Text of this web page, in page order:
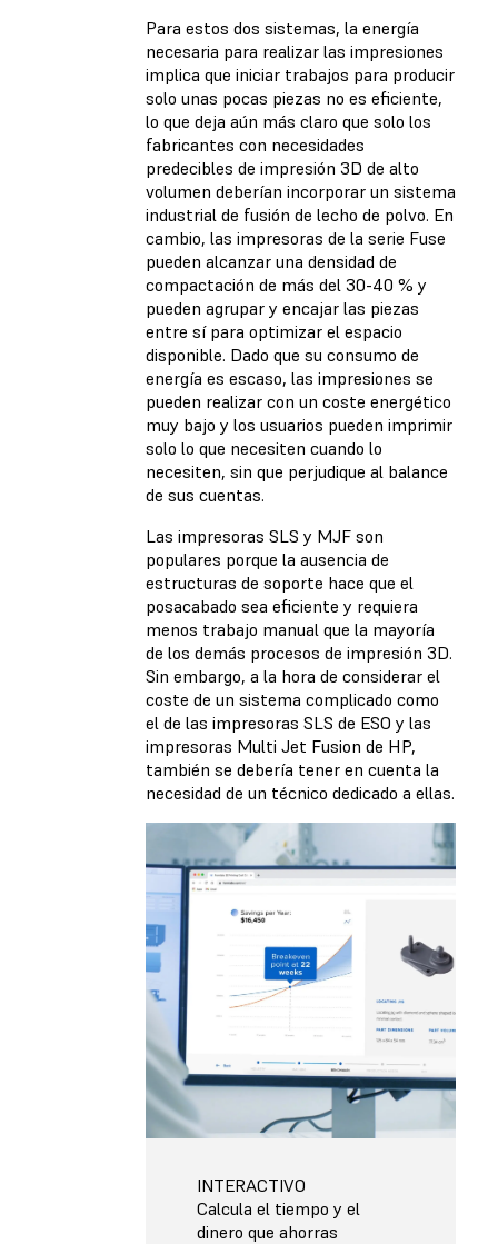
Para estos dos sistemas, la energía
necesaria para realizar las impresiones
implica que iniciar trabajos para producir
solo unas pocas piezas no es eficiente,
lo que deja aún más claro que solo los
fabricantes con necesidades
predecibles de impresión 3D de alto
volumen deberían incorporar un sistema
industrial de fusión de lecho de polvo. En
cambio, las impresoras de la serie Fuse
pueden alcanzar una densidad de
compactación de más del 30-40 % y
pueden agrupar y encajar las piezas
entre sí para optimizar el espacio
disponible. Dado que su consumo de
energía es escaso, las impresiones se
pueden realizar con un coste energético
muy bajo y los usuarios pueden imprimir
solo lo que necesiten cuando lo
necesiten, sin que perjudique al balance
de sus cuentas.
Las impresoras SLS y MJF son
populares porque la ausencia de
estructuras de soporte hace que el
posacabado sea eficiente y requiera
menos trabajo manual que la mayoría
de los demás procesos de impresión 3D.
Sin embargo, a la hora de considerar el
coste de un sistema complicado como
el de las impresoras SLS de ESO y las
impresoras Multi Jet Fusion de HP,
también se debería tener en cuenta la
necesidad de un técnico dedicado a ellas.
INTERACTIVO
Calcula el tiempo y el
dinero que ahorras